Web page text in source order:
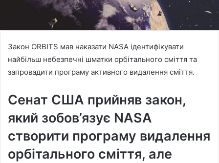
Закон ORBITS мав наказати NASA ідентифікувати
найбільш небезпечні шматки орбітального сміття та
запровадити програму активного видалення сміття.
Сенат США прийняв закон,
який зобов’язує NASA
створити програму видалення
орбітального сміття, але